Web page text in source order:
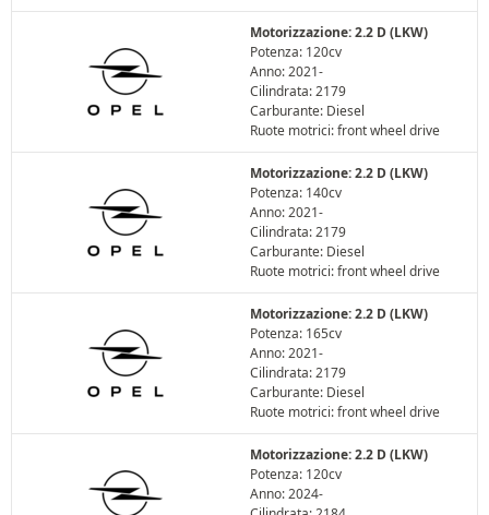
Motorizzazione: 2.2 D (LKW)
Potenza: 120cv
Anno: 2021-
Cilindrata: 2179
Carburante: Diesel
Ruote motrici: front wheel drive
Motorizzazione: 2.2 D (LKW)
Potenza: 140cv
Anno: 2021-
Cilindrata: 2179
Carburante: Diesel
Ruote motrici: front wheel drive
Motorizzazione: 2.2 D (LKW)
Potenza: 165cv
Anno: 2021-
Cilindrata: 2179
Carburante: Diesel
Ruote motrici: front wheel drive
Motorizzazione: 2.2 D (LKW)
Potenza: 120cv
Anno: 2024-